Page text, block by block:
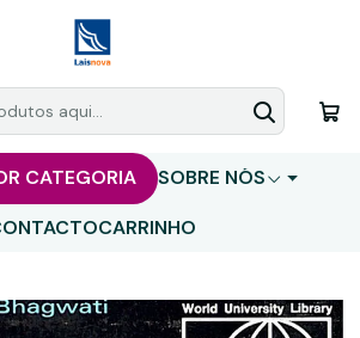
CATEGORIA
SOBRE NÓS
CARRINHO